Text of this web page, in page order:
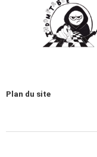
Plan du site